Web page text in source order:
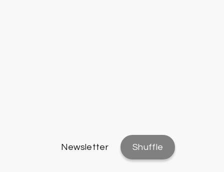
Newsletter Shuffle